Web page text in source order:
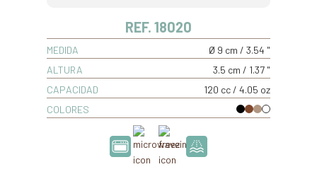
REF. 18020
MEDIDA
Ø 9 cm / 3.54 "
ALTURA
3.5 cm / 1.37 "
CAPACIDAD
120 cc / 4.05 oz
COLORES